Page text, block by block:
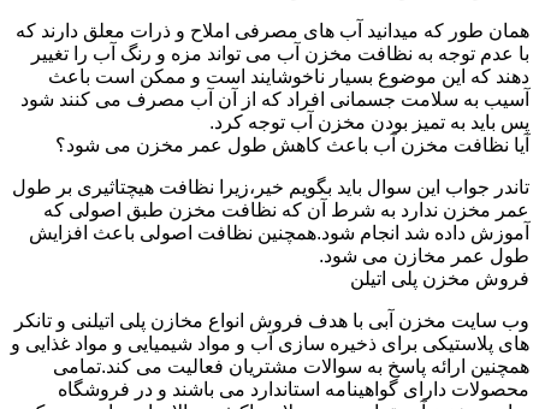
همان طور که میدانید آب های مصرفی املاح و ذرات معلق دارند که
با عدم توجه به نظافت مخزن آب می تواند مزه و رنگ آب را تغییر
دهند که این موضوع بسیار ناخوشایند است و ممکن است باعث
آسیب به سلامت جسمانی افراد که از آن آب مصرف می کنند شود
پس باید به تمیز بودن مخزن آب توجه کرد.
آیا نظافت مخزن آب باعث کاهش طول عمر مخزن می شود؟
تاندر جواب این سوال باید بگویم خیر،زیرا نظافت هیچتاثیری بر طول
عمر مخزن ندارد به شرط آن که نظافت مخزن طبق اصولی که
آموزش داده شد انجام شود.همچنین نظافت اصولی باعث افزایش
طول عمر مخازن می شود.
فروش مخزن پلی اتیلن
وب سایت مخزن آبی با هدف فروش انواع مخازن پلی اتیلنی و تانکر
های پلاستیکی برای ذخیره سازی آب و مواد شیمیایی و مواد غذایی و
همچنین ارائه پاسخ به سوالات مشتریان فعالیت می کند.تمامی
محصولات دارای گواهینامه استاندارد می باشند و در فروشگاه